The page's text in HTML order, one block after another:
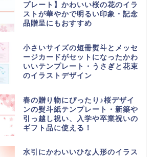
プレート】かわいい桜の花のイラ
ストが華やかで明るい印象・記念
品贈呈にもおすすめ
小さいサイズの短冊熨斗とメッセ
ージカードがセットになったかわ
いいテンプレート・うさぎと花束
のイラストデザイン
春の贈り物にぴったり♪桜デザイ
ンの熨斗紙テンプレート・新築や
引っ越し祝い、入学や卒業祝いの
ギフト品に使える！
水引にかわいいひな人形のイラス